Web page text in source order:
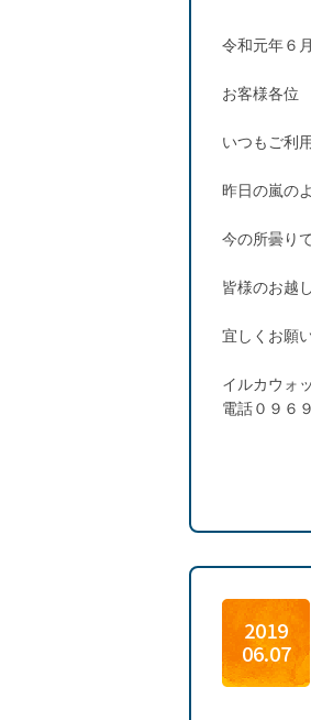
令和元年６
お客様各位
いつもご利
昨日の嵐の
今の所曇り
皆様のお越
宜しくお願
イルカウォ
電話０９６
2019
06.07